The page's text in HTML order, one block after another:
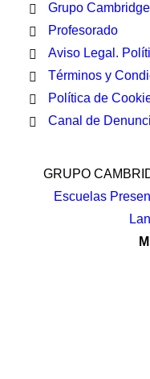
Grupo
Profesorado
Aviso Legal.
Términos y
Política de
Canal de
GRUPO
Escuelas